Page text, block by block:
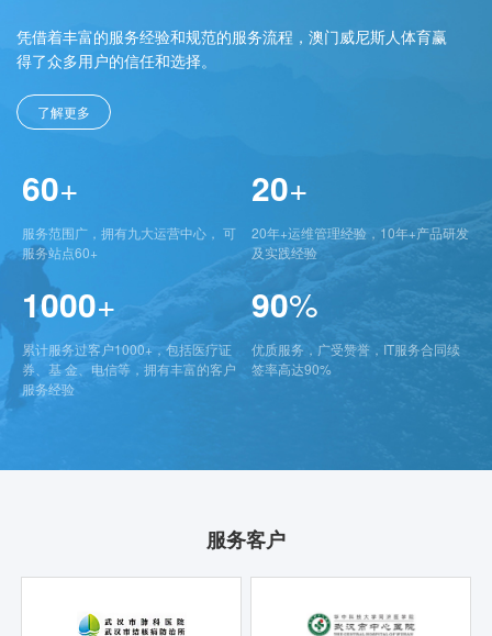
凭借着丰富的服务经验和规范的服务流程，澳门威尼斯人体育赢
得了众多用户的信任和选择。
了解更多
60+
服务范围广，拥有九大运营中心， 可
服务站点60+
20+
20年+运维管理经验，10年+产品研发
及实践经验
1000+
累计服务过客户1000+，包括医疗证
券、基 金、电信等，拥有丰富的客户
服务经验
90%
优质服务，广受赞誉，IT服务合同续
签率高达90%
服务客户